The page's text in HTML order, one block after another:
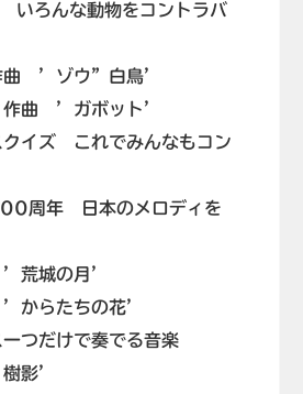
ろんな動物をコントラバ
曲 ’ゾウ”白鳥’
作曲 ’ガボット’
イズ これでみんなもコン
周年 日本のメロディを
荒城の月’
からたちの花’
つだけで奏でる音楽
影’